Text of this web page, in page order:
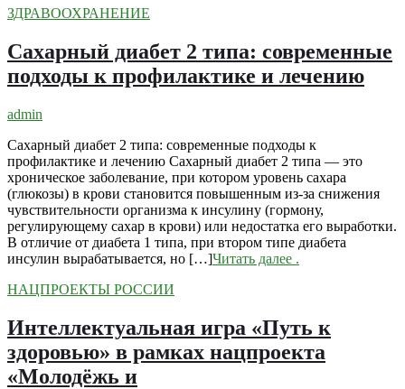
ЗДРАВООХРАНЕНИЕ
Сахарный диабет 2 типа: современные
подходы к профилактике и лечению
admin
Сахарный диабет 2 типа: современные подходы к
профилактике и лечению Сахарный диабет 2 типа — это
хроническое заболевание, при котором уровень сахара
(глюкозы) в крови становится повышенным из-за снижения
чувствительности организма к инсулину (гормону,
регулирующему сахар в крови) или недостатка его выработки.
В отличие от диабета 1 типа, при втором типе диабета
инсулин вырабатывается, но […]Читать далее .
НАЦПРОЕКТЫ РОССИИ
Интеллектуальная игра «Путь к
здоровью» в рамках нацпроекта
«Молодёжь и